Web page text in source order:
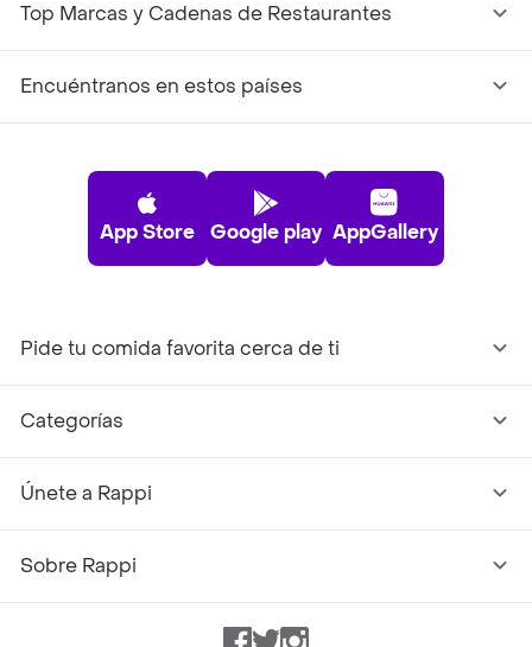
Top Marcas y Cadenas de Restaurantes
Encuéntranos en estos países
App Store Google play AppGallery
Pide tu comida favorita cerca de ti
Categorías
Únete a Rappi
Sobre Rappi
Facebook
TwitterInstagram